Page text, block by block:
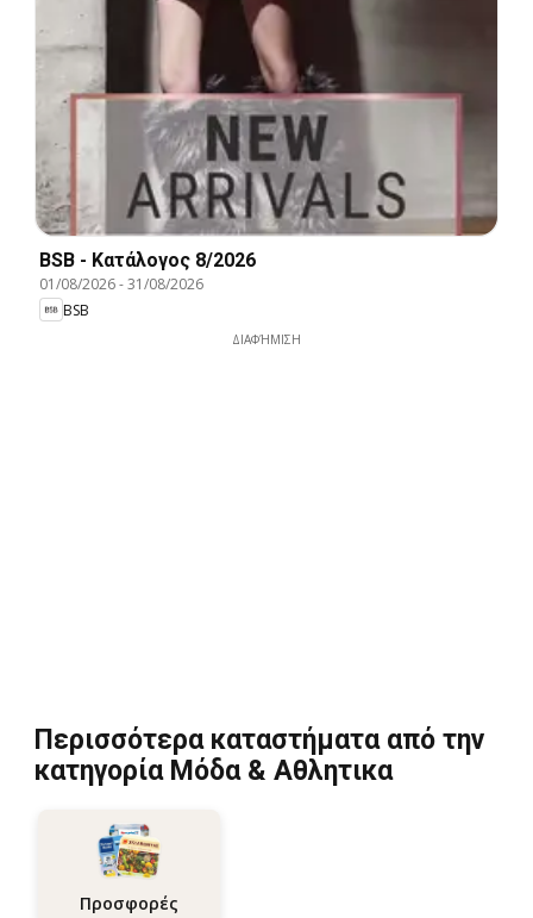
BSB - Kατάλογος 8/2026
01/08/2026-31/08/2026
BSB
ΔΙΑΦΉΜΙΣΗ
Περισσότερα καταστήματα από την
κατηγορία Μόδα & Aθλητικα
Προσφορές